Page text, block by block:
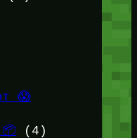
😱
(4)